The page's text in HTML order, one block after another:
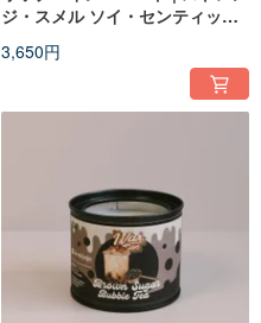
ジ・スメル ソイ・センティッ
3,650円